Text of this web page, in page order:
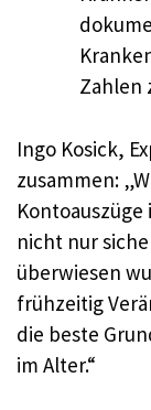
Zahlen
Ingo Kosick,
zusammen:
nicht nur
überwiesen
frühzeitig
die beste
im Alter.“